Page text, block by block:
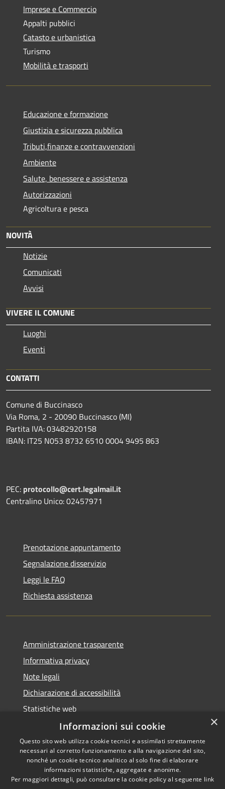
Imprese e Commercio
Appalti pubblici
Catasto e urbanistica
Turismo
Mobilità e trasporti
Educazione e formazione
Giustizia e sicurezza pubblica
Tributi,finanze e contravvenzioni
Ambiente
Salute, benessere e assistenza
Autorizzazioni
Agricoltura e pesca
NOVITÀ
Notizie
Comunicati
Avvisi
VIVERE IL COMUNE
Luoghi
Eventi
CONTATTI
Comune di Buccinasco
Via Roma, 2 - 20090 Buccinasco (MI)
Partita IVA: 03482920158
IBAN: IT25 N053 8732 6510 0004 9495 863
PEC: protocollo@cert.legalmail.it
Centralino Unico: 02457971
Prenotazione appuntamento
Segnalazione disservizio
Leggi le FAQ
Richiesta assistenza
Amministrazione trasparente
Informativa privacy
Note legali
Dichiarazione di accessibilità
Statistiche web
Accessibilità
Privacy
Copyright © 2026 • Comune di
Buccinasco • Powered by
Municipium•Accesso
×
Informazioni sui cookie
Questo sito web utilizza cookie tecnici e assimilati strettamente
necessari al corretto funzionamento e alla navigazione del sito,
nonché un cookie tecnico analitico al solo fine di elaborare
informazioni statistiche, aggregate e anonime.
Per maggiori dettagli, può consultare la cookie policy al seguente link